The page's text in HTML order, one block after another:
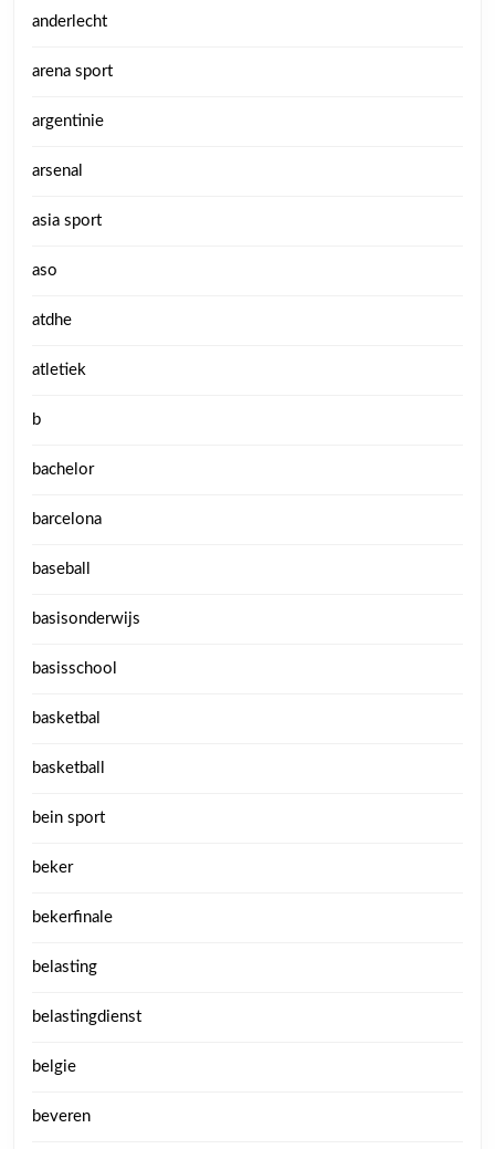
anderlecht
arena sport
argentinie
arsenal
asia sport
aso
atdhe
atletiek
b
bachelor
barcelona
baseball
basisonderwijs
basisschool
basketbal
basketball
bein sport
beker
bekerfinale
belasting
belastingdienst
belgie
beveren